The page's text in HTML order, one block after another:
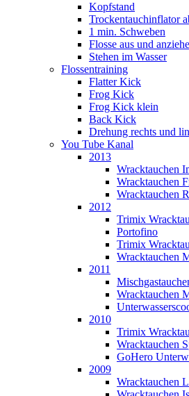
Kopfstand
Trockentauchinflator
1 min. Schweben
Flosse aus und
Stehen im Wasser
Flossentraining
Flatter Kick
Frog Kick
Frog Kick klein
Back Kick
Drehung rechts und
You Tube Kanal
2013
Wracktauchen
Wracktauchen
Wracktauchen
2012
Trimix
Portofino
Trimix
Wracktauchen
2011
Wracktauchen
2010
Trimix
Wracktauchen
GoHero
2009
Wracktauchen